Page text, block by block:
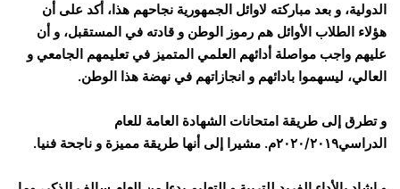
الدولية، و بعد مباركته لاوائل الجمهورية نجاحهم هذا، أكد على أن
هؤلاء الطلاب الأوائل هم رموز الوطن و قادته في المستقبل، و أن
عليهم واجب مواصلة أدائهم العلمي المتميز في تعليمهم الجامعي و
العالي، ليسهموا بادائهم و انجازاتهم في نهضة هذا الوطن.
و تطرق إلى طريقة امتحانات الشهادة العامة للعام
الدراسي٢٠٢٠/٢٠١٩م. مشيرا إلى أنها طريقة مميزة و ناجحة فنيا.